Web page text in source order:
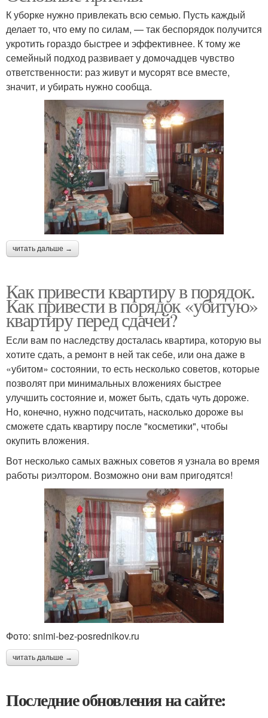
К уборке нужно привлекать всю семью. Пусть каждый
делает то, что ему по силам, — так беспорядок получится
укротить гораздо быстрее и эффективнее. К тому же
семейный подход развивает у домочадцев чувство
ответственности: раз живут и мусорят все вместе,
значит, и убирать нужно сообща.
читать дальше →
Как привести квартиру в порядок.
Как привести в порядок «убитую»
квартиру перед сдачей?
Если вам по наследству досталась квартира, которую вы
хотите сдать, а ремонт в ней так себе, или она даже в
«убитом» состоянии, то есть несколько советов, которые
позволят при минимальных вложениях быстрее
улучшить состояние и, может быть, сдать чуть дороже.
Но, конечно, нужно подсчитать, насколько дороже вы
сможете сдать квартиру после "косметики", чтобы
окупить вложения.
Вот несколько самых важных советов я узнала во время
работы риэлтором. Возможно они вам пригодятся!
Фото: snimi-bez-posrednikov.ru
читать дальше →
Последние обновления на сайте: